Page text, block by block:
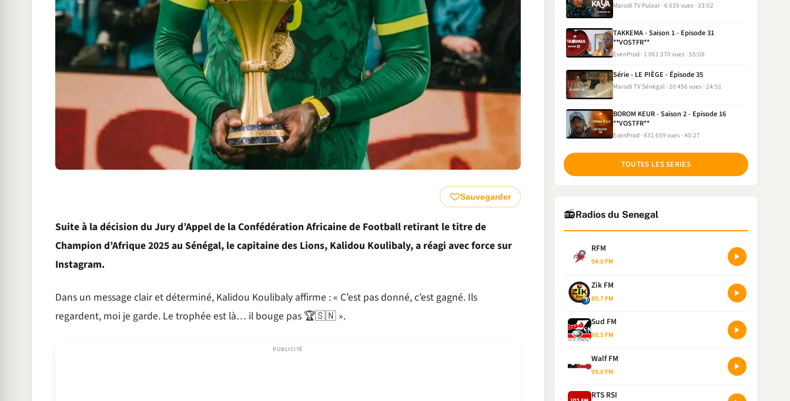
Sauvegarder
Suite à la décision du Jury d’Appel de la Confédération Africaine de Football retirant le titre de
Champion d’Afrique 2025 au Sénégal, le capitaine des Lions, Kalidou Koulibaly, a réagi avec force sur
Instagram.
Dans un message clair et déterminé, Kalidou Koulibaly affirme : « C’est pas donné, c’est gagné. Ils
regardent, moi je garde. Le trophée est là… il bouge pas 🏆🇸🇳 ».
Marodi TV Pulaar 6 639 vues 33:02
TAKKEMA - Saison 1 - Episode 31
**VOSTFR**
EvenProd 1 061 370 vues 55:08
Série - LE PIÈGE - Épisode 35
Marodi TV Sénégal 20 456 vues 24:51
BOROM KEUR - Saison 2 - Episode 16
**VOSTFR**
EvenProd 831 659 vues 40:27
TOUTES LES SERIES
📻Radios du Senegal
RFM
94.0 FM
Zik FM
89.7 FM
Sud FM
98.5 FM
Walf FM
99.0 FM
RTS RSI